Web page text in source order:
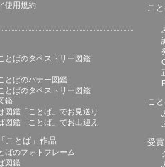
使用規約
とばのタペストリー図鑑
とばのバナー図鑑
とばのタペストリー図鑑
鑑
図鑑「ことば」でお見送り
図鑑「ことば」でお出迎え
ことば」作品
ばのフォトフレーム
図鑑
こ
こ
受賞